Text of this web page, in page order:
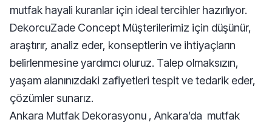
mutfak hayali kuranlar için ideal tercihler hazırlıyor.
DekorcuZade Concept Müşterilerimiz için düşünür,
araştırır, analiz eder, konseptlerin ve ihtiyaçların
belirlenmesine yardımcı oluruz. Talep olmaksızın,
yaşam alanınızdaki zafiyetleri tespit ve tedarik eder,
çözümler sunarız.
Ankara Mutfak Dekorasyonu , Ankara’da mutfak